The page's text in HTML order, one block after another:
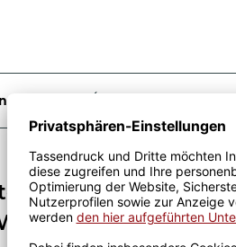
Einhörner werden